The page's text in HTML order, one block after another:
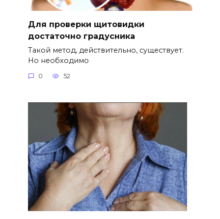
Для проверки щитовидки
достаточно градусника
Такой метод, действительно, существует.
Но необходимо
0 52